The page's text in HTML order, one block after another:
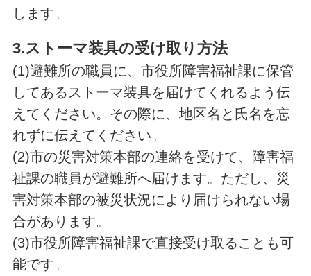
します。
3.ストーマ装具の受け取り方法
(1)避難所の職員に、市役所障害福祉課に保管
してあるストーマ装具を届けてくれるよう伝
えてください。その際に、地区名と氏名を忘
れずに伝えてください。
(2)市の災害対策本部の連絡を受けて、障害福
祉課の職員が避難所へ届けます。ただし、災
害対策本部の被災状況により届けられない場
合があります。
(3)市役所障害福祉課で直接受け取ることも可
能です。